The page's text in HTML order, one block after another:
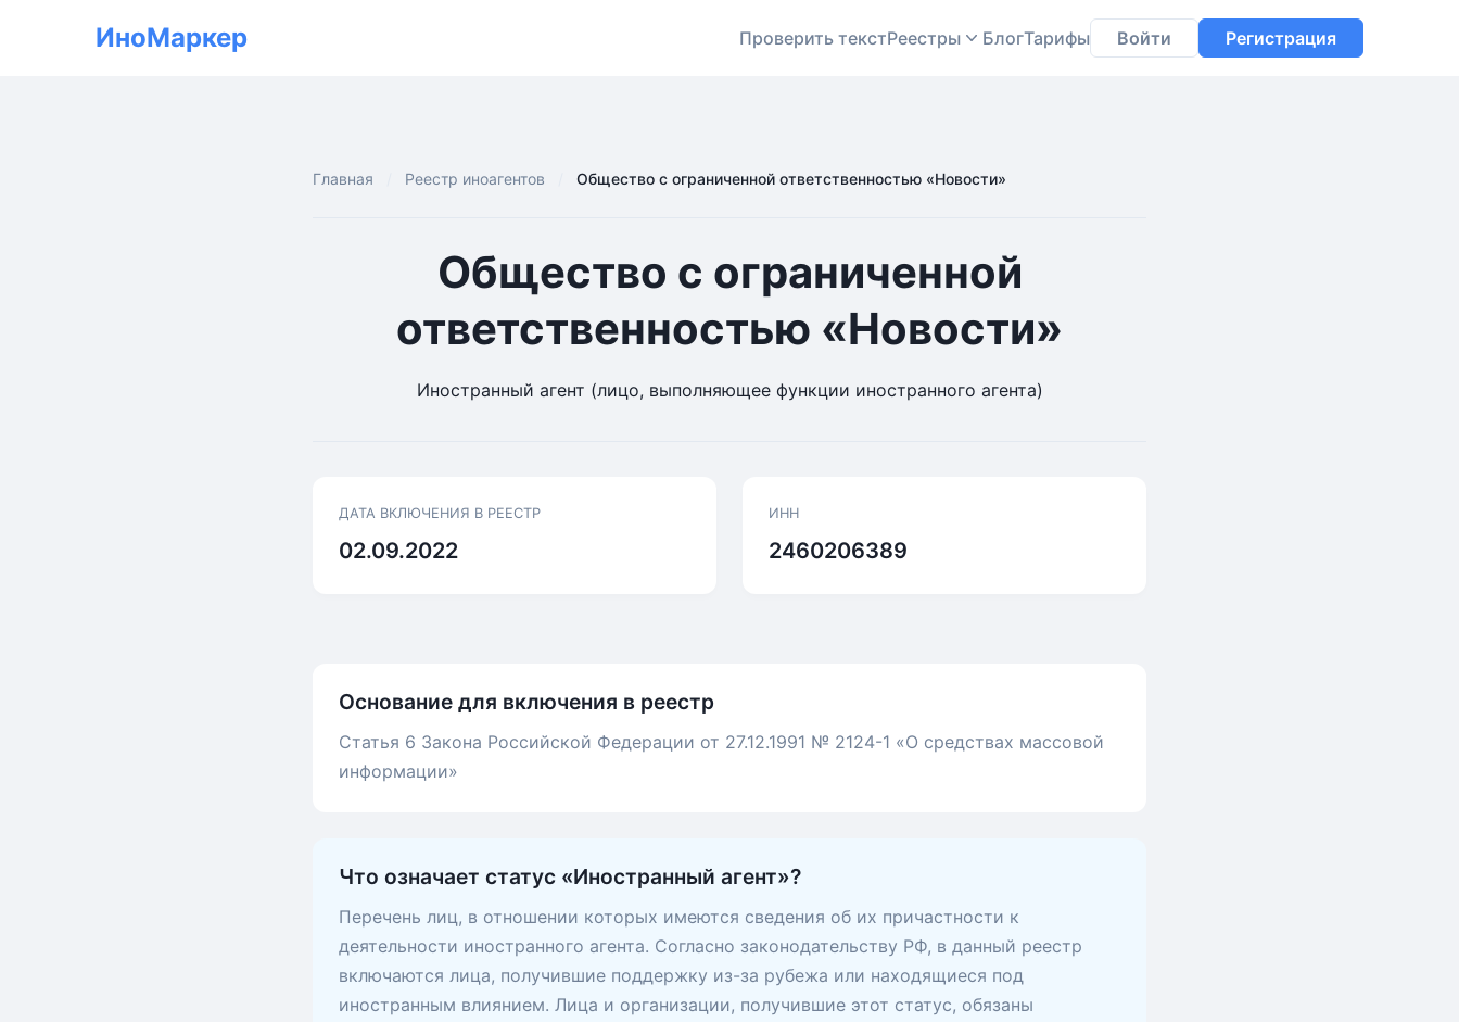
ИноМаркер Проверить текстРеестры БлогТарифы Войти Регистрация
Главная Реестр иноагентов Общество с ограниченной ответственностью «Новости»
Общество с ограниченной
ответственностью «Новости»
Иностранный агент (лицо, выполняющее функции иностранного агента)
ДАТА ВКЛЮЧЕНИЯ В РЕЕСТР
02.09.2022
ИНН
2460206389
Основание для включения в реестр
Статья 6 Закона Российской Федерации от 27.12.1991 № 2124-1 «О средствах массовой
информации»
Что означает статус «Иностранный агент»?
Перечень лиц, в отношении которых имеются сведения об их причастности к
деятельности иностранного агента. Согласно законодательству РФ, в данный реестр
включаются лица, получившие поддержку из-за рубежа или находящиеся под
иностранным влиянием. Лица и организации, получившие этот статус, обязаны